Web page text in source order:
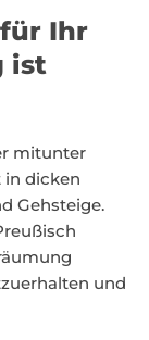
Ihr
ist
mitunter
in dicken
Gehsteige.
und